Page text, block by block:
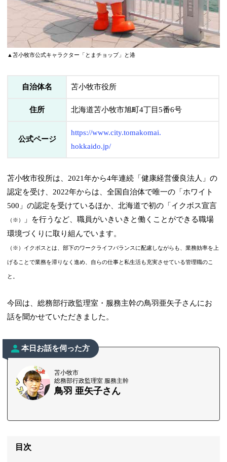
▲苫小牧市公式キャラクター「とまチョップ」と港
自治体名 苫小牧市役所
住所 北海道苫小牧市旭町4丁目5番6号
公式ページ
https://www.city.tomakomai.
hokkaido.jp/
苫小牧市役所は、2021年から4年連続「健康経営優良法人」の
認定を受け、2022年からは、全国自治体で唯一の「ホワイト
500」の認定を受けているほか、北海道で初の「イクボス宣言
（※）
」を行うなど、職員がいきいきと働くことができる職場
環境づくりに取り組んでいます。
（※）イクボスとは、部下のワークライフバランスに配慮しながらも、業務効率を上
げることで業務を滞りなく進め、自らの仕事と私生活も充実させている管理職のこ
と。
今回は、総務部行政監理室・服務主幹の鳥羽亜矢子さんにお
話を聞かせていただきました。
本日お話を伺った方
苫小牧市
総務部行政監理室 服務主幹
鳥羽 亜矢子さん
目次